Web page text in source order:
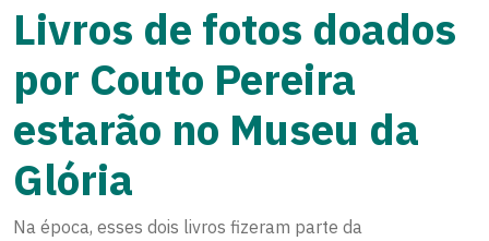
Livros de fotos doados
por Couto Pereira
estarão no Museu da
Glória
Na época, esses dois livros fizeram parte da